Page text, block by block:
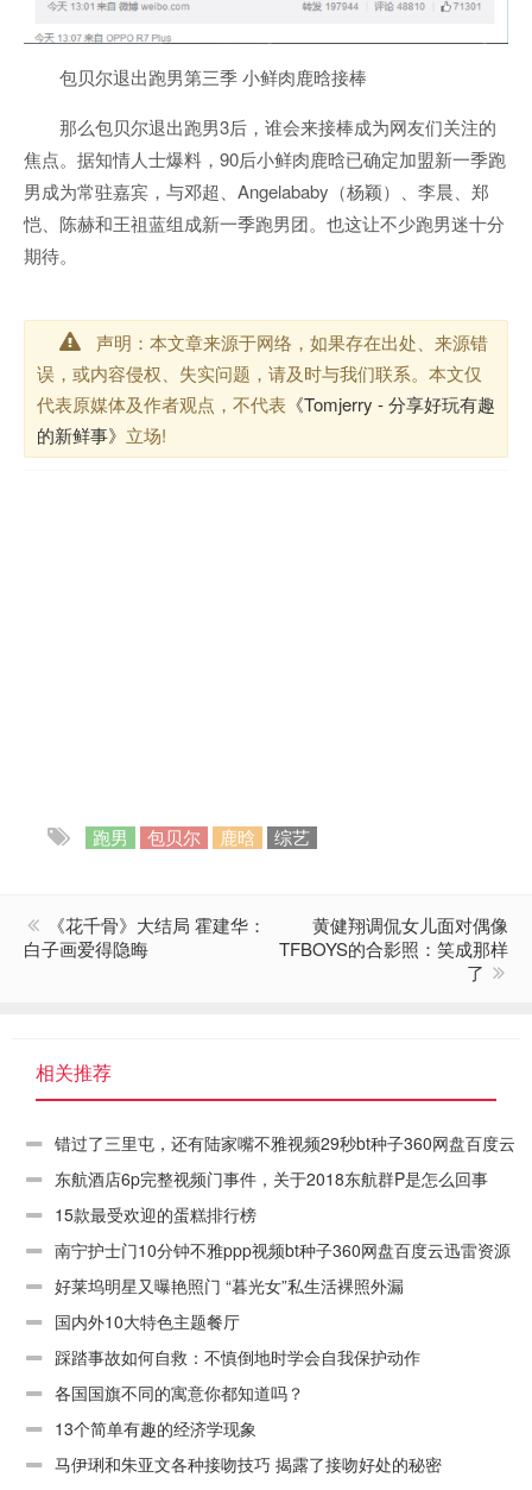
包贝尔退出跑男第三季 小鲜肉鹿晗接棒
那么包贝尔退出跑男3后，谁会来接棒成为网友们关注的
焦点。据知情人士爆料，90后小鲜肉鹿晗已确定加盟新一季跑
男成为常驻嘉宾，与邓超、Angelababy（杨颖）、李晨、郑
恺、陈赫和王祖蓝组成新一季跑男团。也这让不少跑男迷十分
期待。
声明：本文章来源于网络，如果存在出处、来源错
误，或内容侵权、失实问题，请及时与我们联系。本文仅
代表原媒体及作者观点，不代表 《Tomjerry - 分享好玩有趣
的新鲜事》 立场!
跑男 包贝尔 鹿晗 综艺
《花千骨》大结局 霍建华：
白子画爱得隐晦
黄健翔调侃女儿面对偶像
TFBOYS的合影照：笑成那样
了
相关推荐
错过了三里屯，还有陆家嘴不雅视频29秒bt种子360网盘百度云
迅雷资源链接下载
东航酒店6p完整视频门事件，关于2018东航群P是怎么回事
15款最受欢迎的蛋糕排行榜
南宁护士门10分钟不雅ppp视频bt种子360网盘百度云迅雷资源
链接下载
好莱坞明星又曝艳照门 “暮光女”私生活裸照外漏
国内外10大特色主题餐厅
踩踏事故如何自救：不慎倒地时学会自我保护动作
各国国旗不同的寓意你都知道吗？
13个简单有趣的经济学现象
马伊琍和朱亚文各种接吻技巧 揭露了接吻好处的秘密